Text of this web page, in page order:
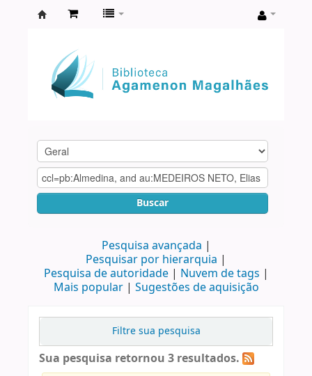
Agamenon
Magalhães
Buscar
Pesquisa avançada
Pesquisar por hierarquia
Pesquisa de autoridade
Nuvem de tags
Mais popular
Sugestões de aquisição
Filtre sua pesquisa
Sua pesquisa retornou 3 resultados.